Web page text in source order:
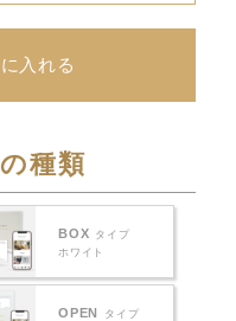
入れる
種類
BOX タイプ
ホワイト
OPEN
タイプ